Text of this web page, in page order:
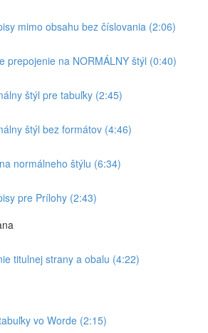
mimo obsahu bez číslovania (2:06)
prepojenie na NORMÁLNY štýl (0:40)
štýl pre tabuľky (2:45)
štýl bez formátov (4:46)
normálneho štýlu (6:34)
pre Prílohy (2:43)
titulnej strany a obalu (4:22)
vo Worde (2:15)